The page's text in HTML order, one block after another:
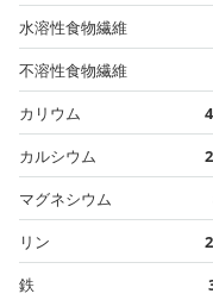
水溶性食物繊維
不溶性食物繊維
カリウム
カルシウム
マグネシウム
リン
鉄